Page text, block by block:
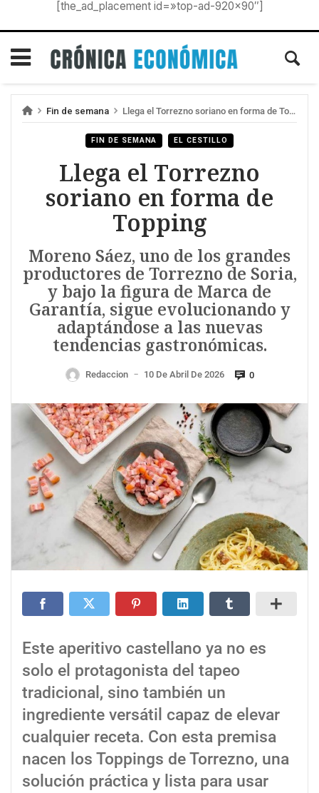
[the_ad_placement id=»top-ad-920×90″]
Fin de semana Llega el Torrezno soriano en forma de Topping
FIN DE SEMANA EL CESTILLO
Llega el Torrezno
soriano en forma de
Topping
Moreno Sáez, uno de los grandes
productores de Torrezno de Soria,
y bajo la figura de Marca de
Garantía, sigue evolucionando y
adaptándose a las nuevas
tendencias gastronómicas.
Redaccion — 10 De Abril De 2026 0
Este aperitivo castellano ya no es
solo el protagonista del tapeo
tradicional, sino también un
ingrediente versátil capaz de elevar
cualquier receta. Con esta premisa
nacen los Toppings de Torrezno, una
solución práctica y lista para usar